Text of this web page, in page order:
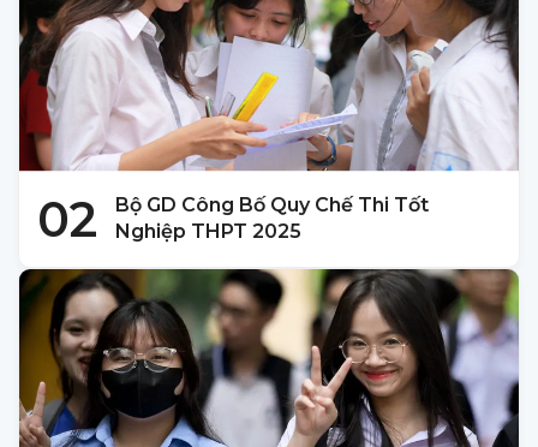
02
Bộ GD Công Bố Quy Chế Thi Tốt
Nghiệp THPT 2025